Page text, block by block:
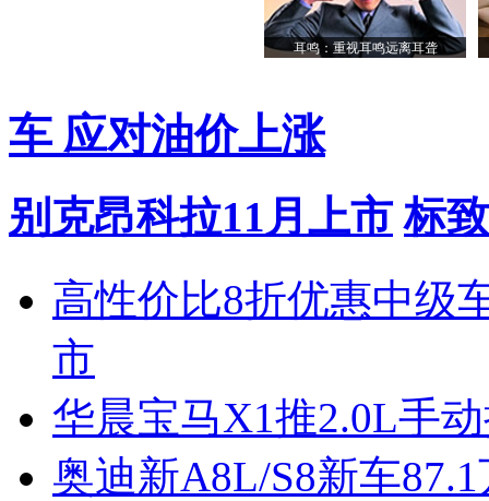
耳鸣：重视耳鸣远离耳聋
车 应对油价上涨
别克昂科拉11月上市 标
高性价比8折优惠中级
市
华晨宝马X1推2.0L手
奥迪新A8L/S8新车